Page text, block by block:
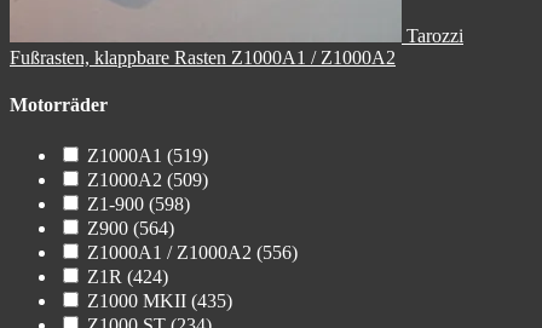
Tarozzi
Fußrasten, klappbare Rasten Z1000A1 / Z1000A2
Motorräder
Z1000A1 (519)
Z1000A2 (509)
Z1-900 (598)
Z900 (564)
Z1000A1 / Z1000A2 (556)
Z1R (424)
Z1000 MKII (435)